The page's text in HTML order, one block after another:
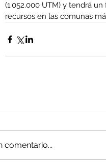
producción mientras
avanzan en
y eficiencia
(1.052.000 UTM) y tendrá
recursos en las comunas
comentario...